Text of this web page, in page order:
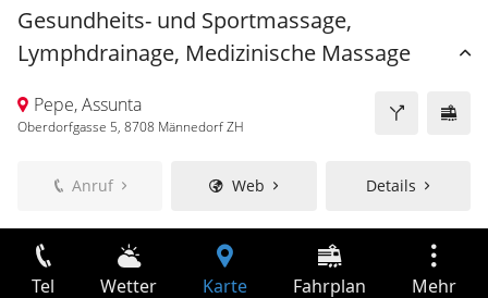
Gesundheits- und Sportmassage,
Lymphdrainage, Medizinische Massage
Pepe, Assunta
Oberdorfgasse 5, 8708 Männedorf ZH
Anruf Web Details
Tel Wetter Karte Fahrplan Mehr